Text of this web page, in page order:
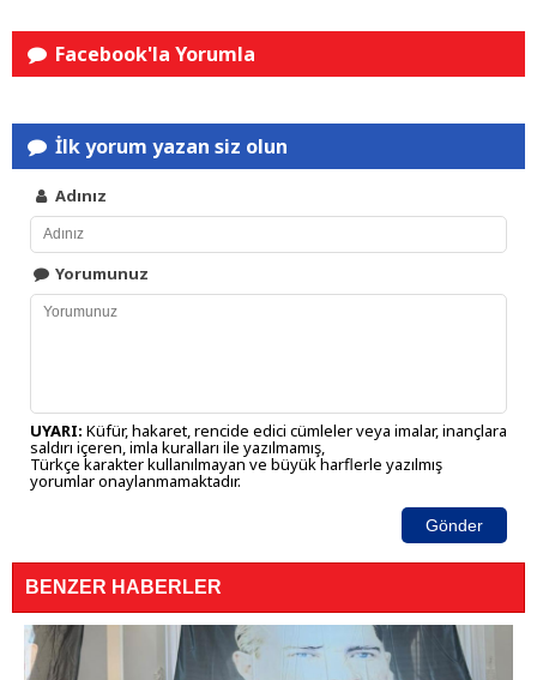
Facebook'la Yorumla
İlk yorum yazan siz olun
Adınız
Yorumunuz
UYARI: Küfür, hakaret, rencide edici cümleler veya imalar, inançlara
saldırı içeren, imla kuralları ile yazılmamış,
Türkçe karakter kullanılmayan ve büyük harflerle yazılmış
yorumlar onaylanmamaktadır.
Gönder
BENZER HABERLER